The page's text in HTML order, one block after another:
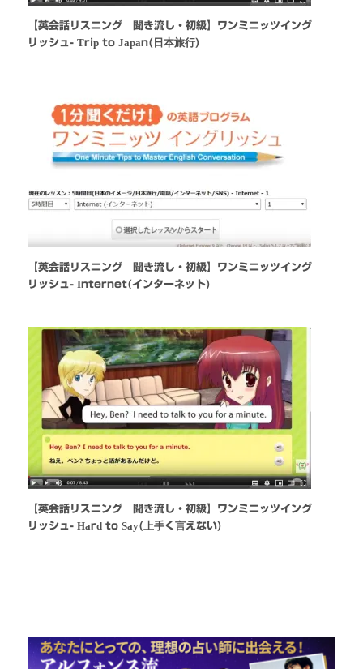
【英会話リスニング 聞き流し・初級】ワンミニッツイング
リッシュ- Trip to Japan(日本旅行)
【英会話リスニング 聞き流し・初級】ワンミニッツイング
リッシュ- Internet(インターネット)
【英会話リスニング 聞き流し・初級】ワンミニッツイング
リッシュ- Hard to Say(上手く言えない)